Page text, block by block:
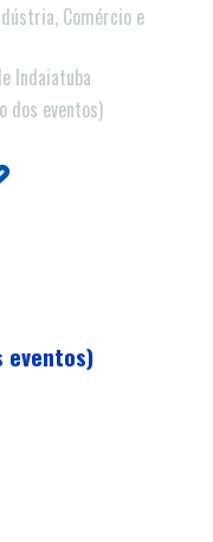
Comércio e
Indaiatuba
dos eventos)
eventos)